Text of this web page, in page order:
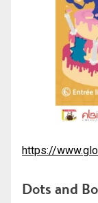
https://
Dots and